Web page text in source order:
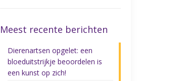
Meest recente berichten
Dierenartsen opgelet: een
bloeduitstrijkje beoordelen is
een kunst op zich!